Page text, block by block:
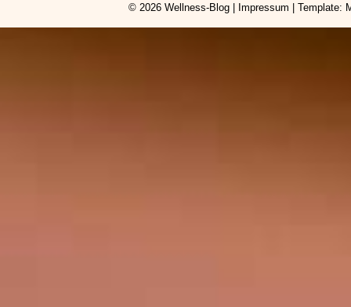
© 2026 Wellness-Blog Impressum | Template: